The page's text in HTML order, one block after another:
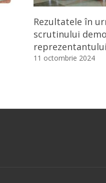
Rezultatele în
scrutinului
11 octombrie 2024